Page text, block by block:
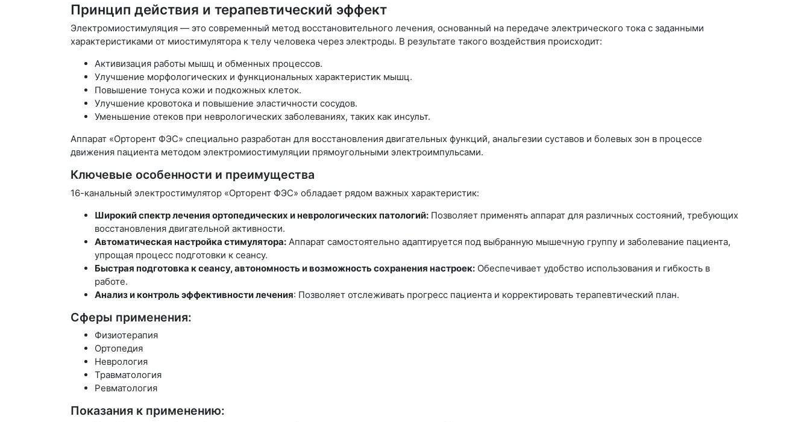
Принцип действия и терапевтический эффект
Электромиостимуляция — это современный метод восстановительного лечения, основанный на передаче электрического тока с заданными
характеристиками от миостимулятора к телу человека через электроды. В результате такого воздействия происходит:
Активизация работы мышц и обменных процессов.
Улучшение морфологических и функциональных характеристик мышц.
Повышение тонуса кожи и подкожных клеток.
Улучшение кровотока и повышение эластичности сосудов.
Уменьшение отеков при неврологических заболеваниях, таких как инсульт.
Аппарат «Орторент ФЭС» специально разработан для восстановления двигательных функций, анальгезии суставов и болевых зон в процессе
движения пациента методом электромиостимуляции прямоугольными электроимпульсами.
Ключевые особенности и преимущества
16-канальный электростимулятор «Орторент ФЭС» обладает рядом важных характеристик:
Широкий спектр лечения ортопедических и неврологических патологий: Позволяет применять аппарат для различных состояний, требующих
восстановления двигательной активности.
Автоматическая настройка стимулятора: Аппарат самостоятельно адаптируется под выбранную мышечную группу и заболевание пациента,
упрощая процесс подготовки к сеансу.
Быстрая подготовка к сеансу, автономность и возможность сохранения настроек: Обеспечивает удобство использования и гибкость в
работе.
Анализ и контроль эффективности лечения: Позволяет отслеживать прогресс пациента и корректировать терапевтический план.
Сферы применения:
Физиотерапия
Ортопедия
Неврология
Травматология
Ревматология
Показания к применению: